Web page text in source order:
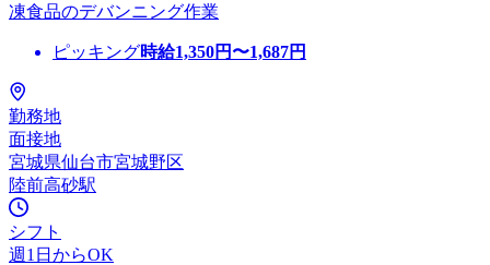
凍食品のデバンニング作業
ピッキング時給1,350円〜1,687円
勤務地
面接地
宮城県仙台市宮城野区
陸前高砂駅
シフト
週1日からOK